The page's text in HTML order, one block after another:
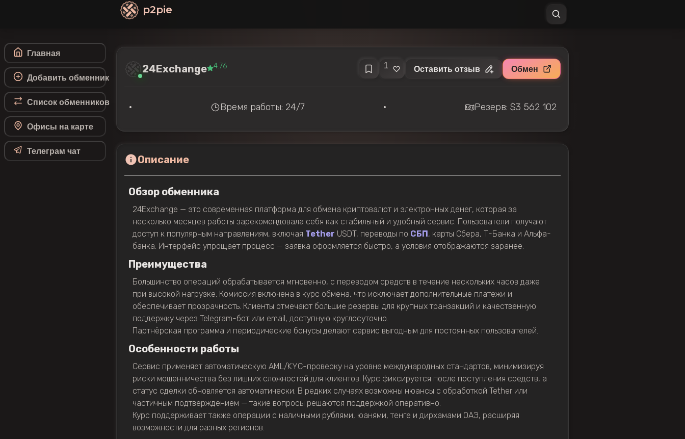
Главная
Добавить обменник
Список обменников
Офисы на карте
Телеграм чат
p2pie
24Exchange 4.76 1 Оставить отзыв Обмен
• Время работы: 24/7 • Резерв: $3 562 102
Описание
Обзор обменника
24Exchange — это современная платформа для обмена криптовалют и электронных денег, которая за
несколько месяцев работы зарекомендовала себя как стабильный и удобный сервис. Пользователи получают
доступ к популярным направлениям, включая Tether USDT, переводы по СБП, карты Сбера, Т-Банка и Альфа-
банка. Интерфейс упрощает процесс — заявка оформляется быстро, а условия отображаются заранее.
Преимущества
Большинство операций обрабатывается мгновенно, с переводом средств в течение нескольких часов даже
при высокой нагрузке. Комиссия включена в курс обмена, что исключает дополнительные платежи и
обеспечивает прозрачность. Клиенты отмечают большие резервы для крупных транзакций и качественную
поддержку через Telegram-бот или email, доступную круглосуточно.
Партнёрская программа и периодические бонусы делают сервис выгодным для постоянных пользователей.
Особенности работы
Сервис применяет автоматическую AML/KYC-проверку на уровне международных стандартов, минимизируя
риски мошенничества без лишних сложностей для клиентов. Курс фиксируется после поступления средств, а
статус сделки обновляется автоматически. В редких случаях возможны нюансы с обработкой Tether или
частичным подтверждением — такие вопросы решаются поддержкой оперативно.
Курс поддерживает также операции с наличными рублями, юанями, тенге и дирхамами ОАЭ, расширяя
возможности для разных регионов.